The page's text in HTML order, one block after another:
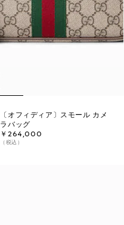
〔オフィディア〕スモール カメ
ラバッグ
￥264,000
（税込）